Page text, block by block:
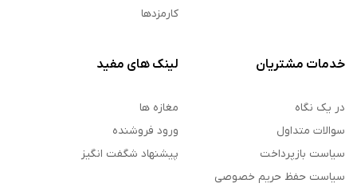
کارمزدها
خدمات مشتریان
در یک نگاه
سوالات متداول
سیاست بازپرداخت
سیاست حفظ حریم خصوصی
لینک های مفید
مغازه ها
ورود فروشنده
پیشنهاد شگفت انگیز